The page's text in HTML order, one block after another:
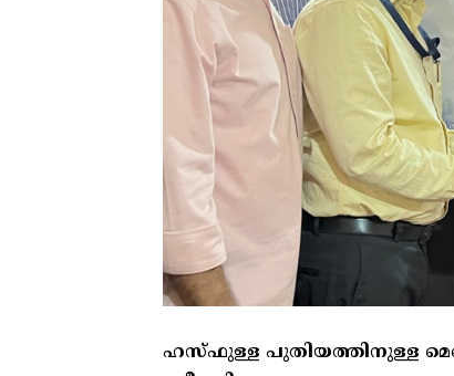
ഹസ്‌ഫുള്ള പുതിയത്തിനുള്ള